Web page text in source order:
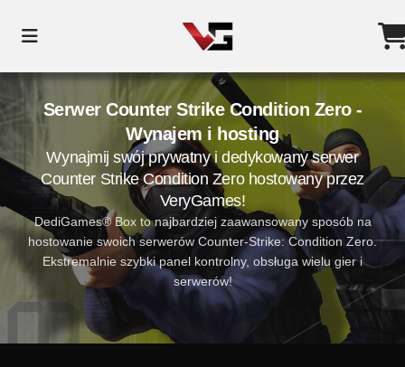
Serwer Counter Strike Condition Zero -
Wynajem i hosting
Wynajmij swój prywatny i dedykowany serwer
Counter Strike Condition Zero hostowany przez
VeryGames!
DediGames® Box to najbardziej zaawansowany sposób na
hostowanie swoich serwerów Counter-Strike: Condition Zero.
Ekstremalnie szybki panel kontrolny, obsługa wielu gier i
serwerów!